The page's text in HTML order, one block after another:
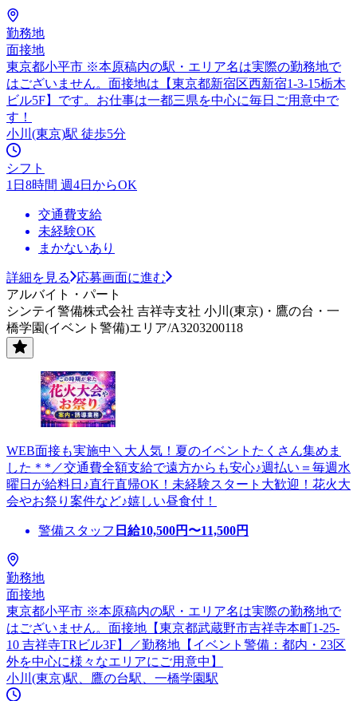
勤務地
面接地
東京都小平市 ※本原稿内の駅・エリア名は実際の勤務地で
はございません。面接地は【東京都新宿区西新宿1-3-15栃木
ビル5F】です。お仕事は一都三県を中心に毎日ご用意中で
す！
小川(東京)駅 徒歩5分
シフト
1日8時間 週4日からOK
交通費支給
未経験OK
まかないあり
詳細を見る
応募画面に進む
アルバイト・パート
シンテイ警備株式会社 吉祥寺支社 小川(東京)・鷹の台・一
橋学園(イベント警備)エリア/A3203200118
WEB面接も実施中＼大人気！夏のイベントたくさん集めま
した＊*／交通費全額支給で遠方からも安心♪週払い＝毎週水
曜日が給料日♪直行直帰OK！未経験スタート大歓迎！花火大
会やお祭り案件など♪嬉しい昼食付！
警備スタッフ 日給10,500円〜11,500円
勤務地
面接地
東京都小平市 ※本原稿内の駅・エリア名は実際の勤務地で
はございません。面接地【東京都武蔵野市吉祥寺本町1-25-
10 吉祥寺TRビル3F】／勤務地【イベント警備：都内・23区
外を中心に様々なエリアにご用意中】
小川(東京)駅、鷹の台駅、一橋学園駅